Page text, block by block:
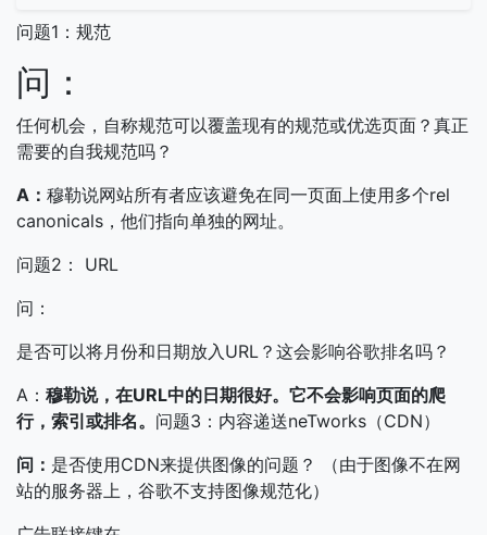
问题1：规范
问：
任何机会，自称规范可以覆盖现有的规范或优选页面？真正
需要的自我规范吗？
A： 穆勒说网站所有者应该避免在同一页面上使用多个rel
canonicals，他们指向单独的网址。
问题2： URL
问：
是否可以将月份和日期放入URL？这会影响谷歌排名吗？
A： 穆勒说，在URL中的日期很好。它不会影响页面的爬
行，索引或排名。 问题3：内容递送neTworks（CDN）
问： 是否使用CDN来提供图像的问题？ （由于图像不在网
站的服务器上，谷歌不支持图像规范化）